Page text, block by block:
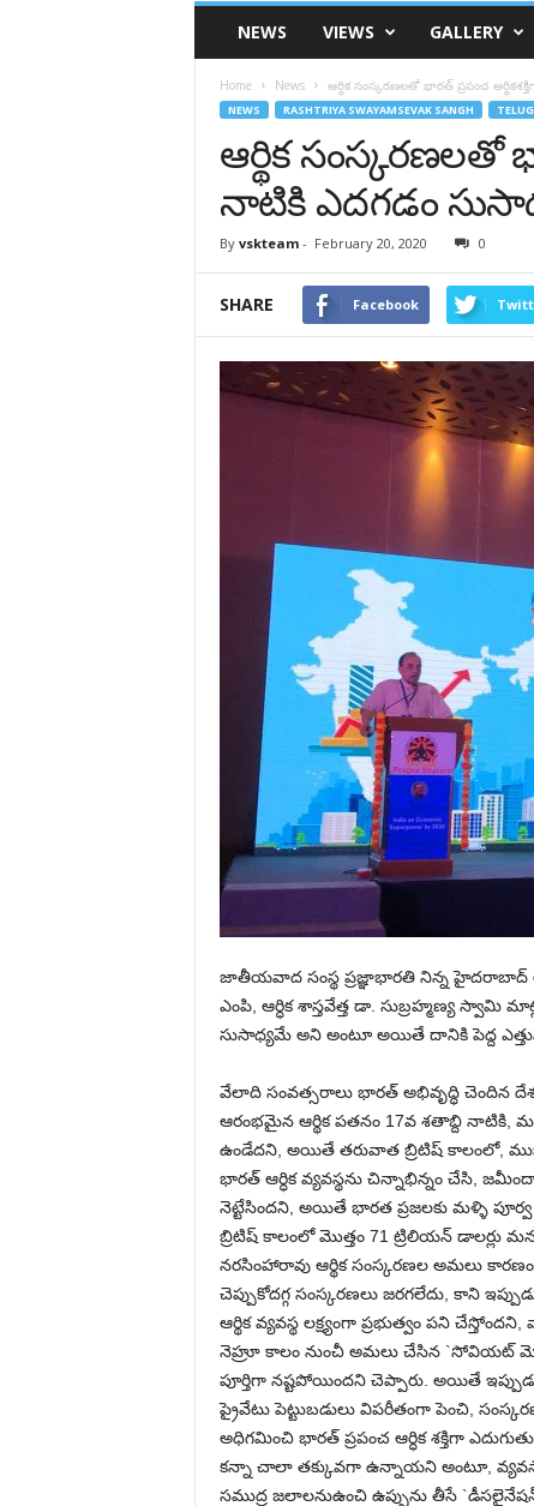
VSK
TelanganaNEWS VIEWS GALLERY
Home News ఆర్థిక సంస్కరణలతో భారత్ ప్రపంచ
NEWS RASHTRIYA SWAYAMSEVAK SANGH
ఆర్థిక సంస్కరణలతో
నాటికి ఎదగడం
By vskteam- February 20, 2020 0
SHARE Facebook
జాతీయవాద సంస్థ ప్రజ్ఞాభారతి నిన్న హైదరాబాద్ లో
ఎంపి, ఆర్ధిక శాస్తవేత్త డా. సుబ్రహ్మణ్య స్వామి
సుసాధ్యమే అని అంటూ అయితే దానికి పెద్ద
వేలాది సంవత్సరాలు భారత్ అభివృద్ధి
ఆరంభమైన ఆర్థిక పతనం 17వ శతాబ్ది నాటికి,
ఉండేదని, అయితే తరువాత బ్రిటిష్ కాలంలో,
భారత్ ఆర్ధిక వ్యవస్థను చిన్నాభిన్నం చేసి,
నెట్టేసిందని, అయితే భారత ప్రజలకు మళ్ళి
బ్రిటిష్ కాలంలో మొత్తం 71 ట్రిలియన్ డాలర్లు
నరసింహారావు ఆర్థిక సంస్కరణల అమలు
చెప్పుకోదగ్గ సంస్కరణలు జరగలేదు, కాని
ఆర్థిక వ్యవస్థ లక్ష్యంగా ప్రభుత్వం పని
నెహ్రూ కాలం నుంచీ అమలు చేసిన `సోవియట్
పూర్తిగా నష్టపోయిందని చెప్పారు. అయితే ఇప్పుడు
ప్రైవేటు పెట్టుబడులు విపరీతంగా పెంచి,
అధిగమించి భారత్ ప్రపంచ ఆర్ధిక శక్తిగా
కన్నా చాలా తక్కువగా ఉన్నాయని అంటూ,
సముద్ర జలాలనుఉంచి ఉప్పును తీసే